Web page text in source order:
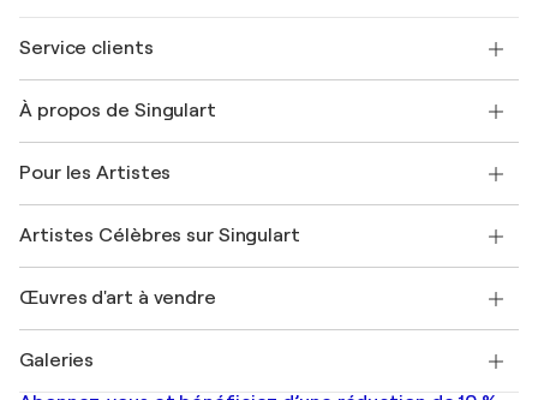
Service clients
Expédition
Offrir une carte cadeau
Rejoignez notre programme commercial
Mon compte
+33 1 76 44 06 42
À propos de Singulart
FAQ
Magazine Singulart
Emplois
Découvrez une sélection d'art original
Pour les Artistes
Se connecter en tant qu'Artiste
Artistes Célèbres sur Singulart
Marc Chagall
Banksy
Mr. Brainwash
Œuvres d'art à vendre
Tableaux abstraits à vendre
Galeries